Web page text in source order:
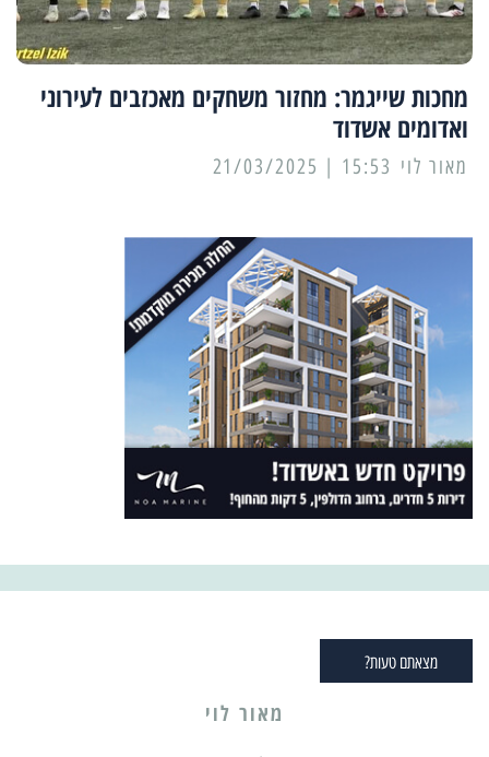
מחכות שייגמר: מחזור משחקים מאכזבים לעירוני
ואדומים אשדוד
מאור לוי 15:53 | 21/03/2025
מצאתם טעות?
מאור לוי